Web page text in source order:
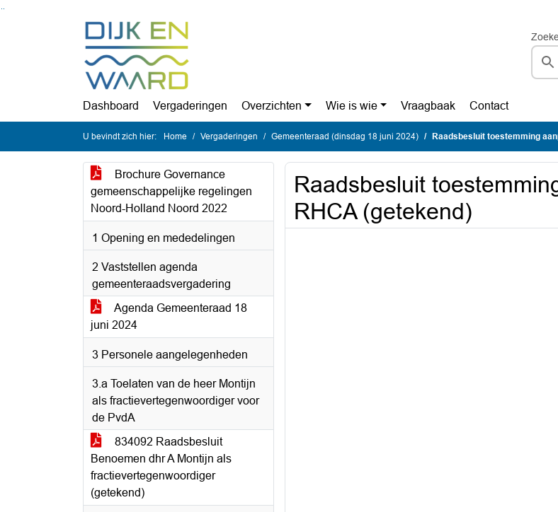
Dashboard Vergaderingen Overzichten Wie is wie Vraagbaak Contact
U bevindt zich hier: Home Vergaderingen Gemeenteraad (dinsdag 18 juni 2024) Raadsbesluit toestemming
Brochure Governance
gemeenschappelijke regelingen
Noord-Holland Noord 2022
1 Opening en mededelingen
2 Vaststellen agenda
gemeenteraadsvergadering
Agenda Gemeenteraad 18
juni 2024
3 Personele aangelegenheden
3.a Toelaten van de heer Montijn
als fractievertegenwoordiger voor
de PvdA
834092 Raadsbesluit
Benoemen dhr A Montijn als
fractievertegenwoordiger
(getekend)
Raadsbesluit
RHCA (getekend)